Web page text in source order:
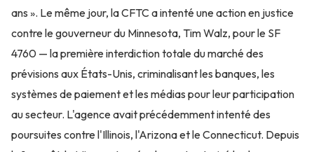
ans ». Le même jour, la CFTC a intenté une action en justice
contre le gouverneur du Minnesota, Tim Walz, pour le SF
4760 — la première interdiction totale du marché des
prévisions aux États-Unis, criminalisant les banques, les
systèmes de paiement et les médias pour leur participation
au secteur. L'agence avait précédemment intenté des
poursuites contre l'Illinois, l'Arizona et le Connecticut. Depuis